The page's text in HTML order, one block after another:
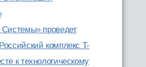
Системы» проведет
комплекс T-
к технологическому